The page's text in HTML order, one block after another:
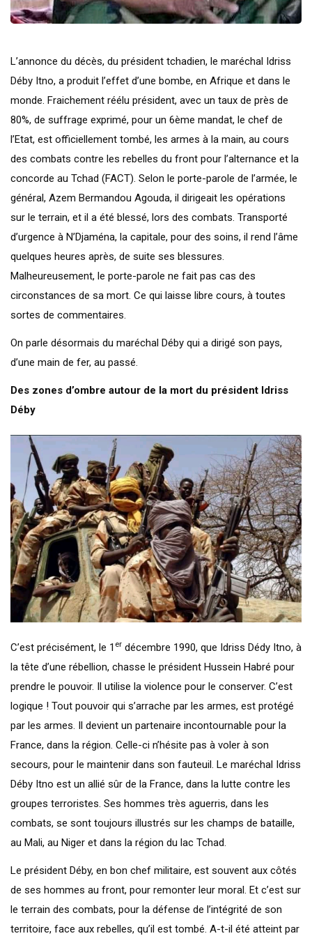
L’annonce du décès, du président tchadien, le maréchal Idriss
Déby Itno, a produit l’effet d’une bombe, en Afrique et dans le
monde. Fraichement réélu président, avec un taux de près de
80%, de suffrage exprimé, pour un 6ème mandat, le chef de
l’Etat, est officiellement tombé, les armes à la main, au cours
des combats contre les rebelles du front pour l’alternance et la
concorde au Tchad (FACT). Selon le porte-parole de l’armée, le
général, Azem Bermandou Agouda, il dirigeait les opérations
sur le terrain, et il a été blessé, lors des combats. Transporté
d’urgence à N’Djaména, la capitale, pour des soins, il rend l’âme
quelques heures après, de suite ses blessures.
Malheureusement, le porte-parole ne fait pas cas des
circonstances de sa mort. Ce qui laisse libre cours, à toutes
sortes de commentaires.
On parle désormais du maréchal Déby qui a dirigé son pays,
d’une main de fer, au passé.
Des zones d’ombre autour de la mort du président Idriss
Déby
C’est précisément, le 1 er décembre 1990, que Idriss Dédy Itno, à
la tête d’une rébellion, chasse le président Hussein Habré pour
prendre le pouvoir. Il utilise la violence pour le conserver. C’est
logique ! Tout pouvoir qui s’arrache par les armes, est protégé
par les armes. Il devient un partenaire incontournable pour la
France, dans la région. Celle-ci n’hésite pas à voler à son
secours, pour le maintenir dans son fauteuil. Le maréchal Idriss
Déby Itno est un allié sûr de la France, dans la lutte contre les
groupes terroristes. Ses hommes très aguerris, dans les
combats, se sont toujours illustrés sur les champs de bataille,
au Mali, au Niger et dans la région du lac Tchad.
Le président Déby, en bon chef militaire, est souvent aux côtés
de ses hommes au front, pour remonter leur moral. Et c’est sur
le terrain des combats, pour la défense de l’intégrité de son
territoire, face aux rebelles, qu’il est tombé. A-t-il été atteint par